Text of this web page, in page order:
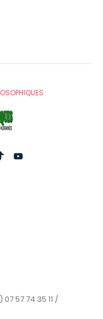
57 74 35 11 /